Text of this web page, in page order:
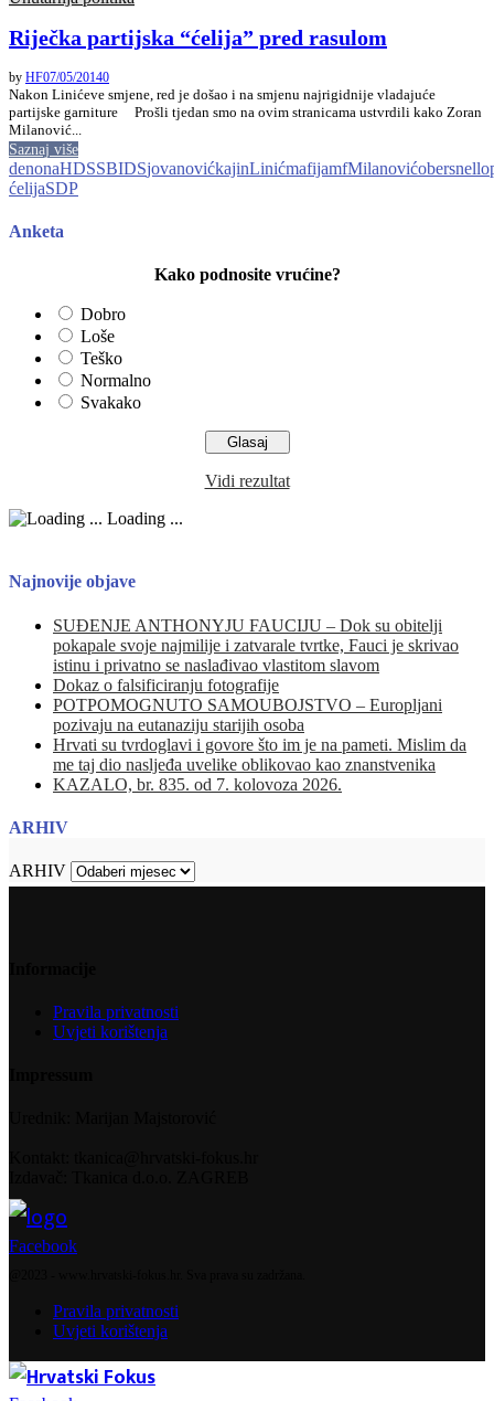
Riječka partijska “ćelija” pred rasulom
by HF07/05/20140
Nakon Linićeve smjene, red je došao i na smjenu najrigidnije vladajuće
partijske garniture Prošli tjedan smo na ovim stranicama ustvrdili kako Zoran
Milanović...
Saznaj više
denonaHDSSBIDSjovanovićkajinLinićmafijamfMilanovićobersnell
ćelijaSDP
Anketa
Kako podnosite vrućine?
Dobro
Loše
Teško
Normalno
Svakako
Vidi rezultat
Loading ...
Najnovije objave
SUĐENJE ANTHONYJU FAUCIJU – Dok su obitelji
pokapale svoje najmilije i zatvarale tvrtke, Fauci je skrivao
istinu i privatno se naslađivao vlastitom slavom
Dokaz o falsificiranju fotografije
POTPOMOGNUTO SAMOUBOJSTVO – Europljani
pozivaju na eutanaziju starijih osoba
Hrvati su tvrdoglavi i govore što im je na pameti. Mislim da
me taj dio nasljeđa uvelike oblikovao kao znanstvenika
KAZALO, br. 835. od 7. kolovoza 2026.
ARHIV
ARHIV
Pravila privatnosti
Uvjeti korištenja
Facebook
Pravila privatnosti
Uvjeti korištenja